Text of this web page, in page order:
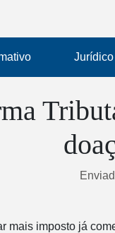
Jurídico
mais imposto já